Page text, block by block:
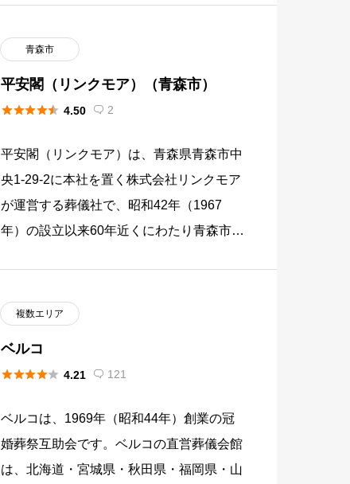
青森市
平安閣（リンクモア）（青森市）
 4.50  2
平安閣（リンクモア）は、青森県青森市中
央1-29-2に本社を置く株式会社リンクモア
が運営する葬儀社で、昭和42年（1967
年）の設立以来60年近くにわたり青森市を
複数エリア
ベルコ
 4.21  121
ベルコは、1969年（昭和44年）創業の冠
婚葬祭互助会です。ベルコの直営葬儀会館
は、北海道・宮城県・秋田県・福岡県・山